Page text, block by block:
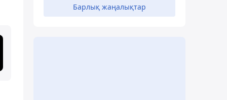
Барлық жаңалықтар